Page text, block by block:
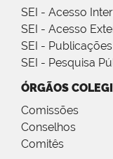
SEI - Acesso
SEI - Acesso
SEI -
SEI - Pesquisa
ÓRGÃOS
Comissões
Conselhos
Comitês